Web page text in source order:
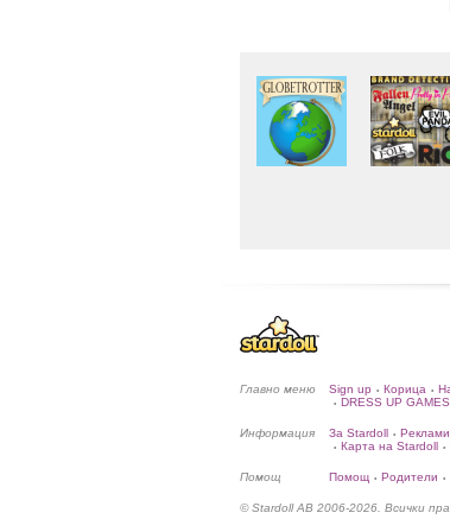
Главно меню Sign up • Корица •
• DRESS UP GAMES
Информация За Stardoll •
• Карта на Stardoll •
Помощ Помощ • Родители •
© Stardoll AB 2006-2026. Всички